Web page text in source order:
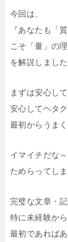
今回は、
『あなたも「
こそ「量」の理
を解説しました
まずは安心し
安心してヘタ
最初からうま
イマイチだな
ためらってし
完璧な文章・
特に未経験から
最初であれば